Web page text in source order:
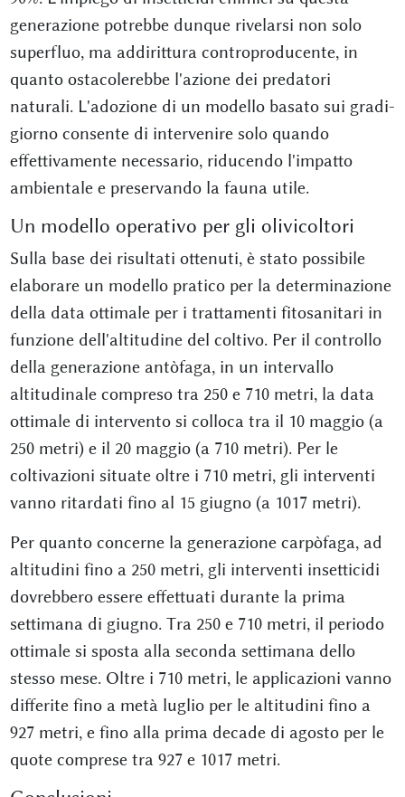
generazione potrebbe dunque rivelarsi non solo
superfluo, ma addirittura controproducente, in
quanto ostacolerebbe l'azione dei predatori
naturali. L'adozione di un modello basato sui gradi-
giorno consente di intervenire solo quando
effettivamente necessario, riducendo l'impatto
ambientale e preservando la fauna utile.
Un modello operativo per gli olivicoltori
Sulla base dei risultati ottenuti, è stato possibile
elaborare un modello pratico per la determinazione
della data ottimale per i trattamenti fitosanitari in
funzione dell'altitudine del coltivo. Per il controllo
della generazione antòfaga, in un intervallo
altitudinale compreso tra 250 e 710 metri, la data
ottimale di intervento si colloca tra il 10 maggio (a
250 metri) e il 20 maggio (a 710 metri). Per le
coltivazioni situate oltre i 710 metri, gli interventi
vanno ritardati fino al 15 giugno (a 1017 metri).
Per quanto concerne la generazione carpòfaga, ad
altitudini fino a 250 metri, gli interventi insetticidi
dovrebbero essere effettuati durante la prima
settimana di giugno. Tra 250 e 710 metri, il periodo
ottimale si sposta alla seconda settimana dello
stesso mese. Oltre i 710 metri, le applicazioni vanno
differite fino a metà luglio per le altitudini fino a
927 metri, e fino alla prima decade di agosto per le
quote comprese tra 927 e 1017 metri.